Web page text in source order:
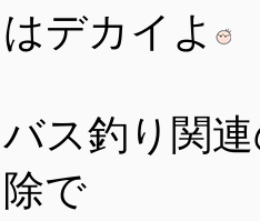
はデカイよ
バス釣り関
除で